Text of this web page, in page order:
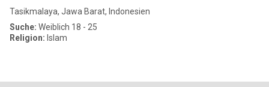
Tasikmalaya, Jawa Barat, Indonesien
Suche: Weiblich 18 - 25
Religion: Islam